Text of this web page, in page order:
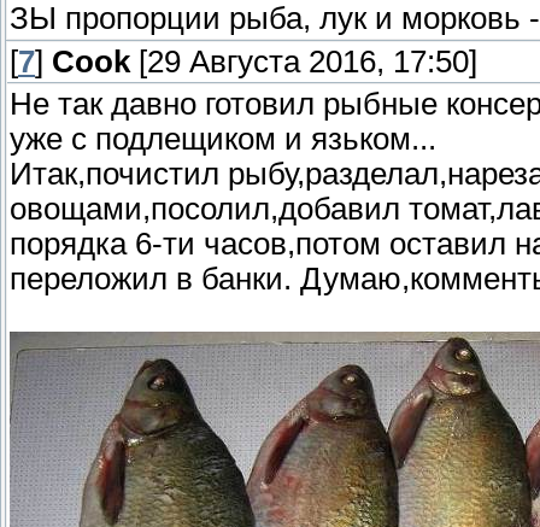
ЗЫ пропорции рыба, лук и морковь
[7] Cook [29 Августа 2016, 17:50]
Не так давно готовил рыбные
уже с подлещиком и язьком...
Итак,почистил
овощами,посолил,добавил
порядка 6-ти часов,потом оставил
переложил в банки.